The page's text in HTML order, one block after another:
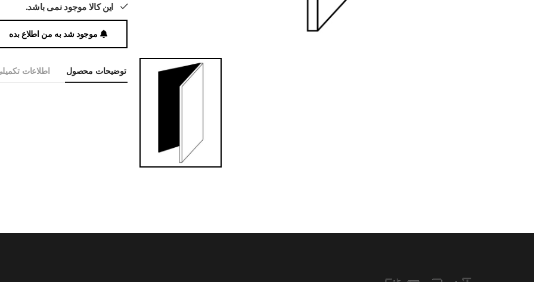
این کالا موجود نمی باشد.
موجود شد به من اطلاع بده
توضیحات محصول اطلاعات